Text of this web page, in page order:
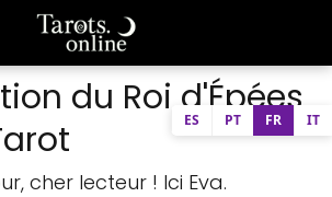
du Roi d'Épées
cher lecteur ! Ici Eva.
ES PT FR IT